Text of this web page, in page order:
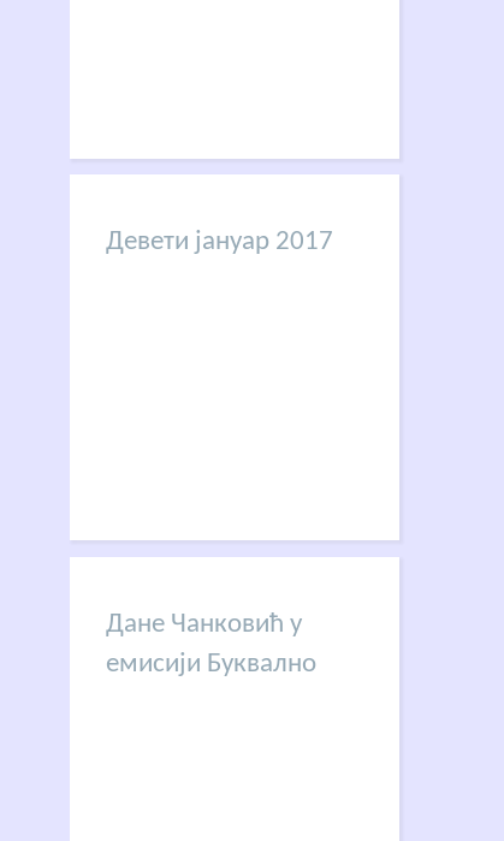
Девети јануар 2017
Дане Чанковић у
емисији Буквално